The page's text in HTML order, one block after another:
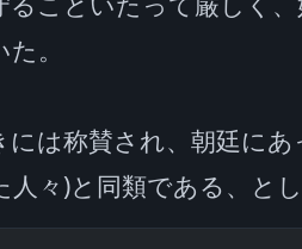
。
は称賛され、朝廷に
々)と同類である、とし